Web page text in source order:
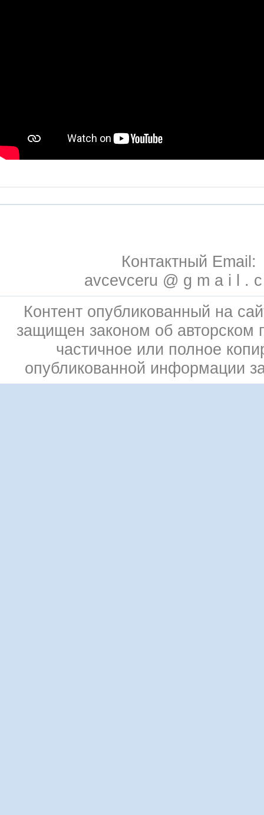
Контактный Email:
avcevceru @ g m a i l .
Контент опубликованный на
защищен законом об авторском
частичное или полное
опубликованной информации